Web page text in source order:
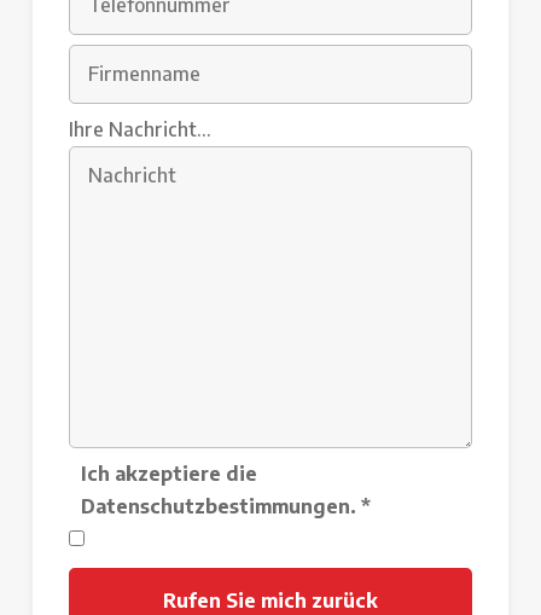
Ihre Nachricht...
Ich akzeptiere die
Datenschutzbestimmungen. *